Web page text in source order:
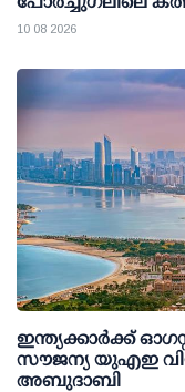
ജനക്കൂട്ടം
10 08 2026
ഇന്ത്യക്കാര്‍ക്ക്
സൗജന്യ യുഎഇ വിസ; അവധിക്കാല
അബുദാബി